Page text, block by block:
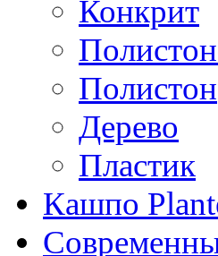
Конкрит
Полистон
Дерево
Пластик
Кашпо